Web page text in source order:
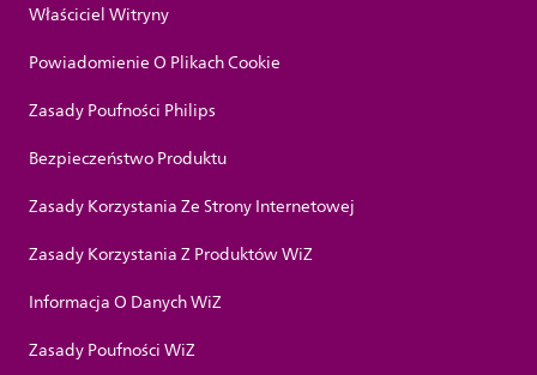
Właściciel Witryny
Powiadomienie O Plikach Cookie
Zasady Poufności Philips
Bezpieczeństwo Produktu
Zasady Korzystania Ze Strony Internetowej
Zasady Korzystania Z Produktów WiZ
Informacja O Danych WiZ
Zasady Poufności WiZ